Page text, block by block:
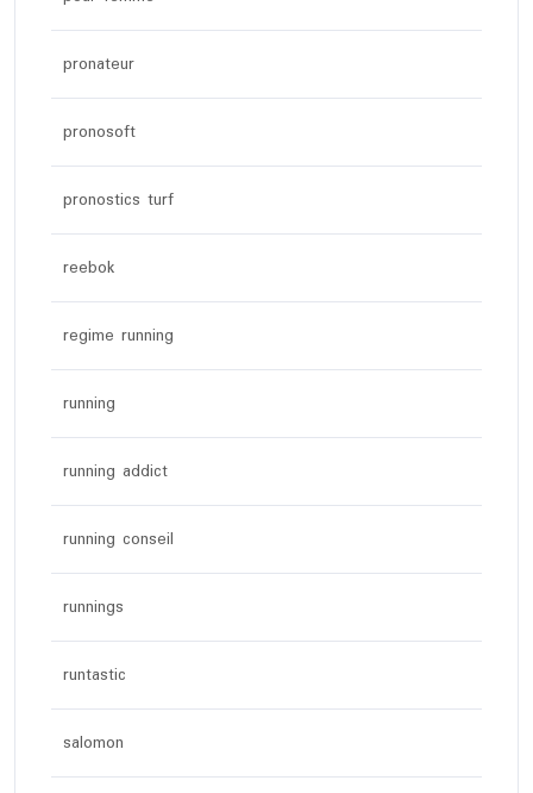
pronateur
pronosoft
pronostics turf
reebok
regime running
running
running addict
running conseil
runnings
runtastic
salomon